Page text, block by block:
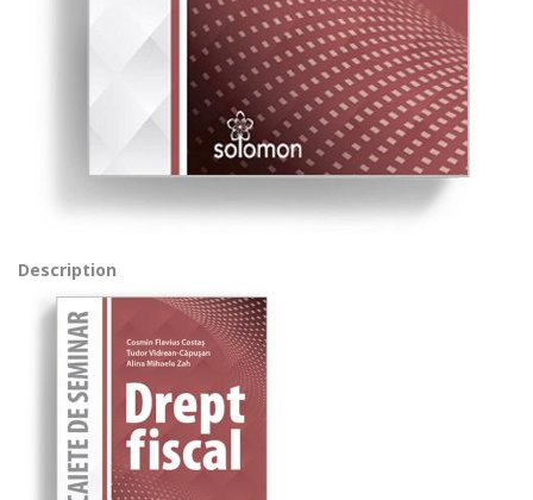
Description